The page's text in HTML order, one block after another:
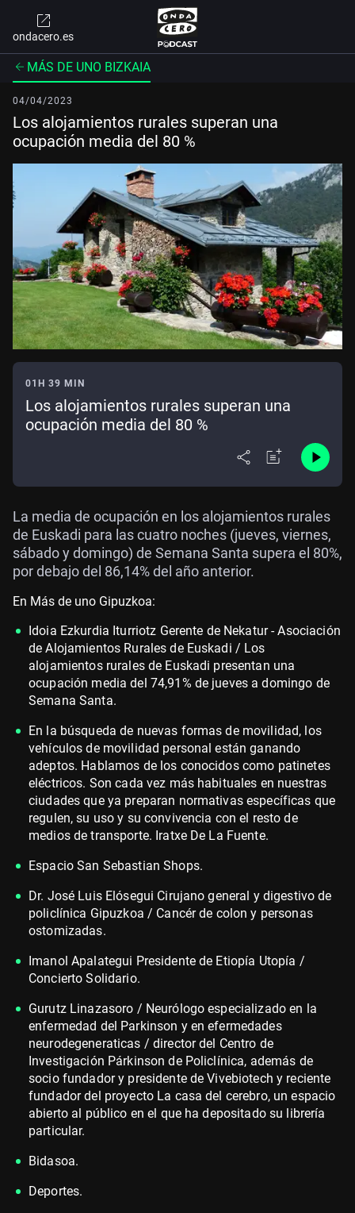
ondacero.es
MÁS DE UNO BIZKAIA
04/04/2023
Los alojamientos rurales superan una
ocupación media del 80 %
01H 39 MIN
Los alojamientos rurales superan una
ocupación media del 80 %
La media de ocupación en los alojamientos rurales
de Euskadi para las cuatro noches (jueves, viernes,
sábado y domingo) de Semana Santa supera el 80%,
por debajo del 86,14% del año anterior.
En Más de uno Gipuzkoa:
Idoia Ezkurdia Iturriotz Gerente de Nekatur - Asociación
de Alojamientos Rurales de Euskadi / Los
alojamientos rurales de Euskadi presentan una
ocupación media del 74,91% de jueves a domingo de
Semana Santa.
En la búsqueda de nuevas formas de movilidad, los
vehículos de movilidad personal están ganando
adeptos. Hablamos de los conocidos como patinetes
eléctricos. Son cada vez más habituales en nuestras
ciudades que ya preparan normativas específicas que
regulen, su uso y su convivencia con el resto de
medios de transporte. Iratxe De La Fuente.
Espacio San Sebastian Shops.
Dr. José Luis Elósegui Cirujano general y digestivo de
policlínica Gipuzkoa / Cancér de colon y personas
ostomizadas.
Imanol Apalategui Presidente de Etiopía Utopía /
Concierto Solidario.
Gurutz Linazasoro / Neurólogo especializado en la
enfermedad del Parkinson y en efermedades
neurodegeneraticas / director del Centro de
Investigación Párkinson de Policlínica, además de
socio fundador y presidente de Vivebiotech y reciente
fundador del proyecto La casa del cerebro, un espacio
abierto al público en el que ha depositado su librería
particular.
Bidasoa.
Deportes.